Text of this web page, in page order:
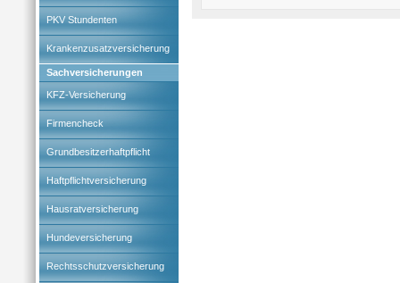
PKV Stundenten
Krankenzusatzversicherung
Sachversicherungen
KFZ-Versicherung
Firmencheck
Grundbesitzerhaftpflicht
Haftpflichtversicherung
Hausratversicherung
Hundeversicherung
Rechtsschutzversicherung